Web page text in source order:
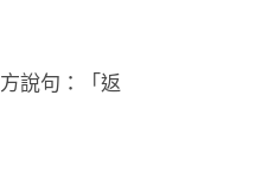
說句：「返